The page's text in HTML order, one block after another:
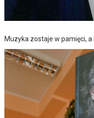
Muzyka zostaje w pamięci,